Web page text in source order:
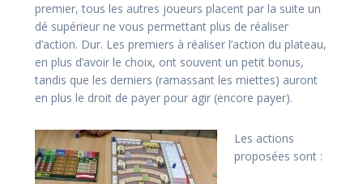
premier, tous les autres joueurs placent par la suite un
dé supérieur ne vous permettant plus de réaliser
d’action. Dur. Les premiers à réaliser l’action du plateau,
en plus d’avoir le choix, ont souvent un petit bonus,
tandis que les derniers (ramassant les miettes) auront
en plus le droit de payer pour agir (encore payer).
Les actions
proposées sont :